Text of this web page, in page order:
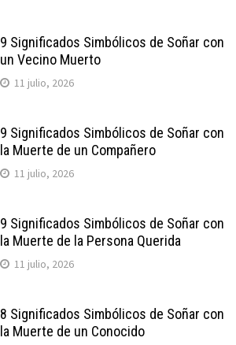
9 Significados Simbólicos de Soñar con
un Vecino Muerto
11 julio, 2026
9 Significados Simbólicos de Soñar con
la Muerte de un Compañero
11 julio, 2026
9 Significados Simbólicos de Soñar con
la Muerte de la Persona Querida
11 julio, 2026
8 Significados Simbólicos de Soñar con
la Muerte de un Conocido